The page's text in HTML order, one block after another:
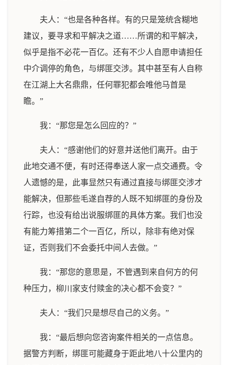
夫人：“也是各种各样。有的只是笼统含糊地
建议，要寻求和平解决之道……所谓的和平解决，
似乎是指不必花一百亿。还有不少人自愿申请担任
中介调停的角色，与绑匪交涉。其中甚至有人自称
在江湖上大名鼎鼎，任何罪犯都会唯他马首是
瞻。”
我：“那您是怎么回应的？”
夫人：“感谢他们的好意并送他们离开。由于
此地交通不便，有时还得奉送人家一点交通费。令
人遗憾的是，此事显然只有通过直接与绑匪交涉才
能解决，但那些毛遂自荐的人既不知绑匪的身份及
行踪，也没有给出说服绑匪的具体方案。我们也没
有能力筹措第二个一百亿，所以，除非有绝对保
证，否则我们不会委托中间人去做。”
我：“那您的意思是，不管遇到来自何方的何
种压力，柳川家支付赎金的决心都不会变？”
夫人：“我们只是想尽自己的义务。”
我：“最后想向您咨询案件相关的一点信息。
据警方判断，绑匪可能藏身于距此地八十公里内的